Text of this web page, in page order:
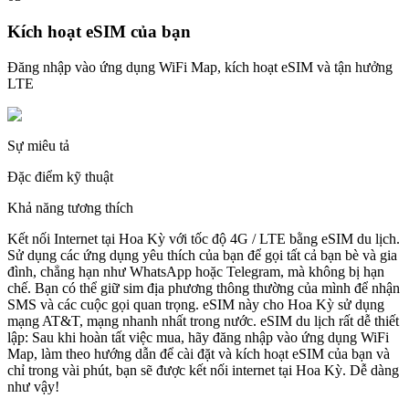
Kích hoạt eSIM của bạn
Đăng nhập vào ứng dụng WiFi Map, kích hoạt eSIM và tận hưởng
LTE
Sự miêu tả
Đặc điểm kỹ thuật
Khả năng tương thích
Kết nối Internet tại Hoa Kỳ với tốc độ 4G / LTE bằng eSIM du lịch.
Sử dụng các ứng dụng yêu thích của bạn để gọi tất cả bạn bè và gia
đình, chẳng hạn như WhatsApp hoặc Telegram, mà không bị hạn
chế. Bạn có thể giữ sim địa phương thông thường của mình để nhận
SMS và các cuộc gọi quan trọng. eSIM này cho Hoa Kỳ sử dụng
mạng AT&T, mạng nhanh nhất trong nước. eSIM du lịch rất dễ thiết
lập: Sau khi hoàn tất việc mua, hãy đăng nhập vào ứng dụng WiFi
Map, làm theo hướng dẫn để cài đặt và kích hoạt eSIM của bạn và
chỉ trong vài phút, bạn sẽ được kết nối internet tại Hoa Kỳ. Dễ dàng
như vậy!